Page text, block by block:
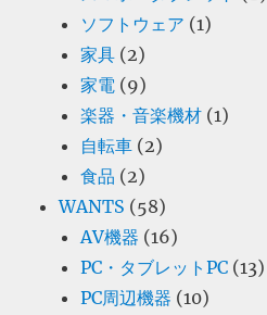
ソフトウェア (1)
家具 (2)
家電 (9)
楽器・音楽機材 (1)
自転車 (2)
食品 (2)
WANTS (58)
AV機器 (16)
PC・タブレットPC (13)
PC周辺機器 (10)